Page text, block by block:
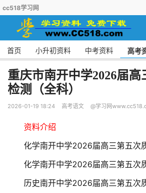
cc518学习网
首页 小升初资料 中考资料 高考
重庆市南开中学2026届高
检测（全科）
2026-01-19 18:24 高考语文 @学习网
资料介绍
化学南开中学2026届高三第五次
化学南开中学2026届高三第五次
历史南开中学2026届高三第五次